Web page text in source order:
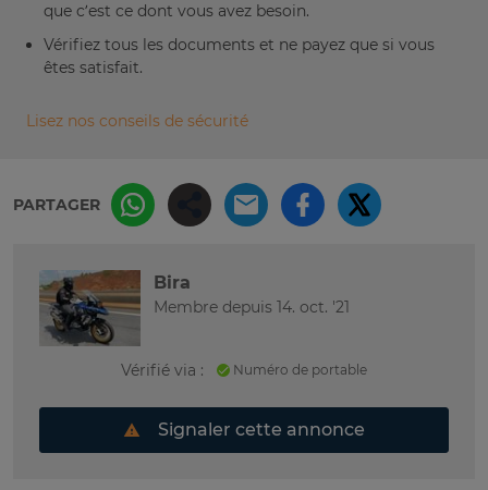
que c’est ce dont vous avez besoin.
Vérifiez tous les documents et ne payez que si vous
êtes satisfait.
Lisez nos conseils de sécurité
PARTAGER
Bira
Membre depuis 14. oct. '21
Vérifié via : Numéro de portable
Signaler cette annonce